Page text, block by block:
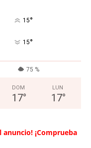
15°
15°
75 %
DOM
17°
LUN
17°
anuncio! ¡Comprueba